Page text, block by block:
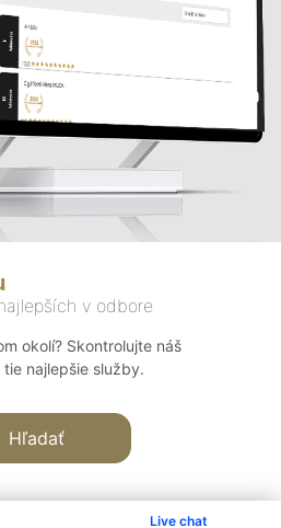
Live chat
v odbore
okolí? Skontrolujte náš
najlepšie služby.
Hľadať